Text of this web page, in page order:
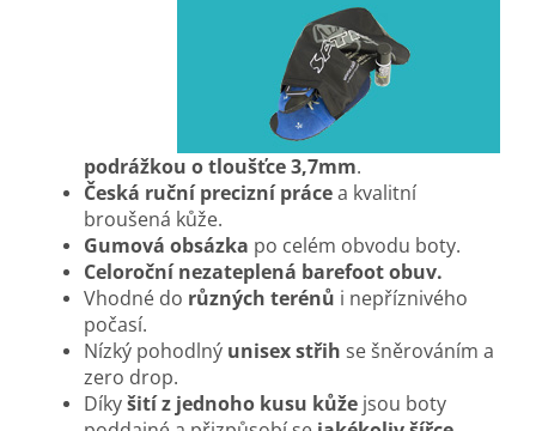
podrážkou o tloušťce 3,7mm.
Česká ruční precizní prácea kvalitní
broušená kůže.
Gumová obsázka po celém obvodu boty.
Celoroční nezateplená barefoot obuv.
Vhodné do různých terénů i nepříznivého
počasí.
Nízký pohodlný unisex střih se šněrováním a
zero drop.
Díkyšití z jednoho kusu kůže jsou boty